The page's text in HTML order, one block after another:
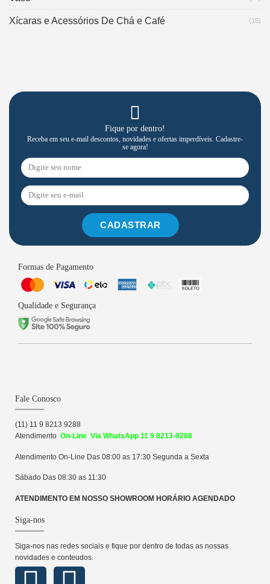
Xícaras e Acessórios De Chá e Café (15)
Fique por dentro!
Receba em seu e-mail descontos, novidades e ofertas imperdíveis. Cadastre-
se agora!
CADASTRAR
Formas de Pagamento
Qualidade e Segurança
Fale Conosco
(11) 11 9 8213 9288
Atendimento On-Line Via WhatsApp 11 9 8213-9288
Atendimento On-Line Das 08:00 as 17:30 Segunda a Sexta
Sábado Das 08:30 as 11:30
ATENDIMENTO EM NOSSO SHOWROOM HORÁRIO AGENDADO
Siga-nos
Siga-nos nas redes sociais e fique por dentro de todas as nossas
novidades e conteudos.